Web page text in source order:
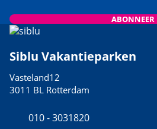
ABONNEER
Siblu Vakantieparken
Vasteland12
3011 BL Rotterdam
010 - 3031820